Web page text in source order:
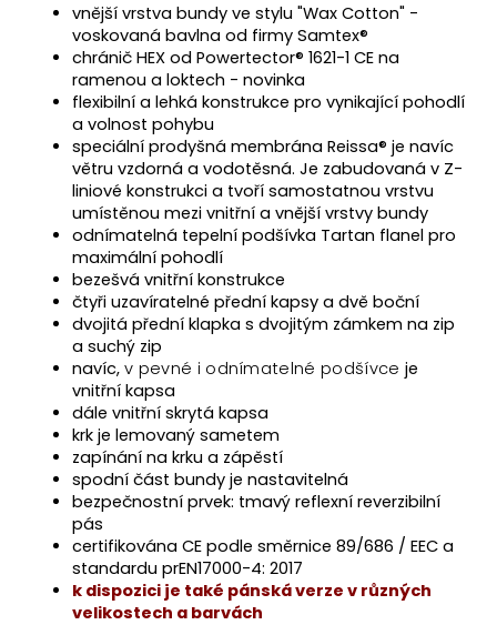
vnější vrstva bundy ve stylu "Wax Cotton" -
voskovaná bavlna od firmy Samtex®
chránič HEX od Powertector® 1621-1 CE na
ramenou a loktech - novinka
flexibilní a lehká konstrukce pro vynikající pohodlí
a volnost pohybu
speciální prodyšná membrána Reissa® je navíc
větru vzdorná a vodotěsná. Je zabudovaná v Z-
liniové konstrukci a tvoří samostatnou vrstvu
umístěnou mezi vnitřní a vnější vrstvy bundy
odnímatelná tepelní podšívka Tartan flanel pro
maximální pohodlí
bezešvá vnitřní konstrukce
čtyři uzavíratelné přední kapsy a dvě boční
dvojitá přední klapka s dvojitým zámkem na zip
a suchý zip
navíc, v pevné i odnímatelné podšívce je
vnitřní kapsa
dále vnitřní skrytá kapsa
krk je lemovaný sametem
zapínání na krku a zápěstí
spodní část bundy je nastavitelná
bezpečnostní prvek: tmavý reflexní reverzibilní
pás
certifikována CE podle směrnice 89/686 / EEC a
standardu prEN17000-4: 2017
k dispozici je také pánská verze v různých
velikostech a barvách